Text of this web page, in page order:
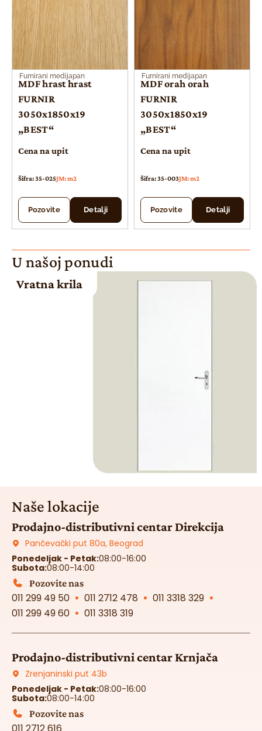
Furnirani medijapan
MDF hrast hrast
FURNIR
3050x1850x19
„BEST“
Cena na upit
Šifra: 35-025JM: m2
Pozovite Detalji
Furnirani medijapan
MDF orah orah
FURNIR
3050x1850x19
„BEST“
Cena na upit
Šifra: 35-003JM: m2
Pozovite Detalji
U našoj ponudi
Vratna krila
Naše lokacije
Prodajno-distributivni centar Direkcija
Pančevački put 80a, Beograd
Ponedeljak - Petak:08:00-16:00
Subota:08:00-14:00
Pozovite nas
011 299 49 50 011 2712 478
011 3318 329
011 299 49 60
011 3318 319
Prodajno-distributivni centar Krnjača
Zrenjaninski put 43b
Ponedeljak - Petak:08:00-16:00
Subota:08:00-14:00
Pozovite nas